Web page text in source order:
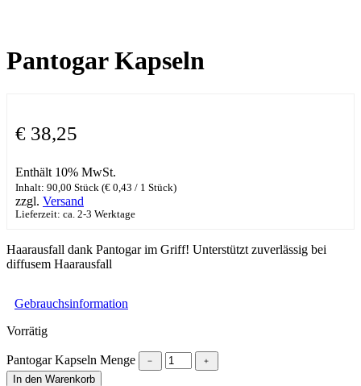
Pantogar Kapseln
€ 38,25
Enthält 10% MwSt.
Inhalt: 90,00 Stück (€ 0,43 / 1 Stück)
zzgl. Versand
Lieferzeit: ca. 2-3 Werktage
Haarausfall dank Pantogar im Griff! Unterstützt zuverlässig bei
diffusem Haarausfall
Gebrauchsinformation
Vorrätig
Pantogar Kapseln Menge ﹣
﹢
In den Warenkorb